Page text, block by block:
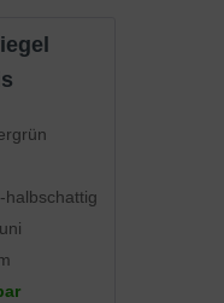
halbschattig